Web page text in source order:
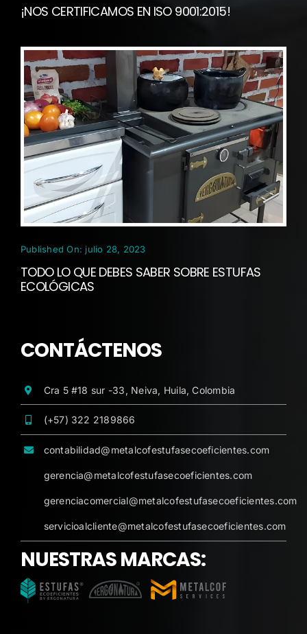
¡NOS CERTIFICAMOS EN ISO 9001:2015!
Published On: julio 28, 2023
TODO LO QUE DEBES SABER SOBRE ESTUFAS
ECOLÓGICAS
CONTÁCTENOS
Cra 5 #18 sur -33, Neiva, Huila, Colombia
(+57) 322 2189866
contabilidad@metalcofestufasecoeficientes.com
gerencia@metalcofestufasecoeficientes.com
gerenciacomercial@metalcofestufasecoeficientes.com
servicioalcliente@metalcofestufasecoeficientes.com
NUESTRAS MARCAS: